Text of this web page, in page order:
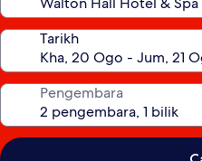
Tarikh
Pengembara